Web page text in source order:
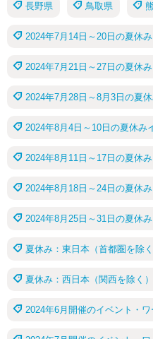
長野県 鳥取県
2024年7月14日～20日の夏休
2024年7月21日～27日の夏休
2024年7月28日～8月3日の夏
2024年8月4日～10日の夏休み
2024年8月11日～17日の夏休
2024年8月18日～24日の夏休
2024年8月25日～31日の夏休
夏休み：東日本（首都圏を除く
夏休み：西日本（関西を除く）
2024年6月開催のイベント・